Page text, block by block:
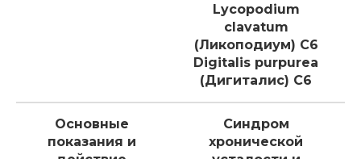
Lycopodium
clavatum
(Ликоподиум) C6
Digitalis purpurea
(Дигиталис) C6
Основные
показания и
Синдром
хронической